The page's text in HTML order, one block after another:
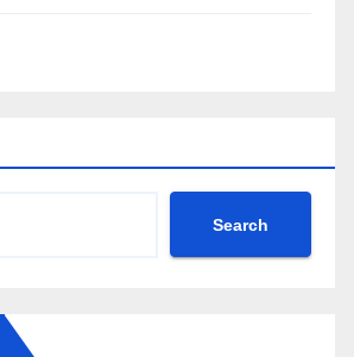
Search